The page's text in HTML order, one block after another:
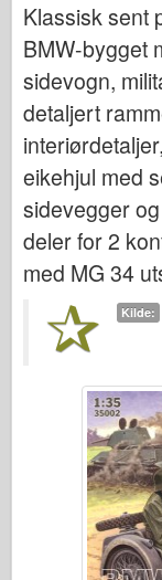
Eduard
E.T. Modell
Fine former
Styrker av
FriulModel
Hasegawa
Heller
HobbyBoss
IBG-
Icm
Italeri
Legenden
Meng
Tamiya
Tristar
Trompetist
Klassisk sent
BMW-bygget
sidevogn,
detaljert
eikehjul med
sidevegger
deler for 2
med MG 34
Kilde: